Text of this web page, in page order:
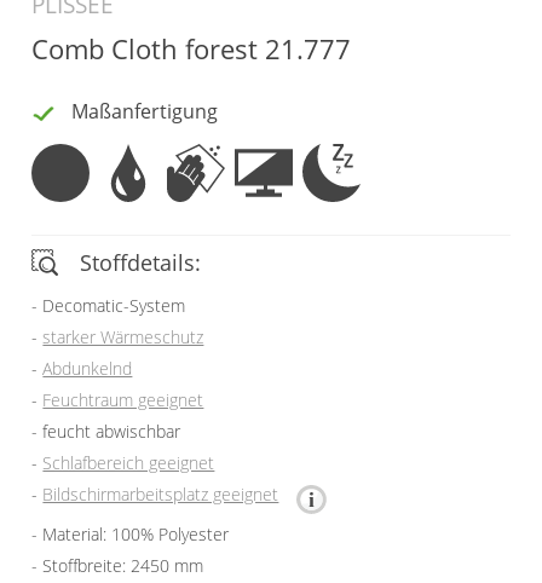
Vorhangschals
Kissen
Tischdecke
Fensterbilder
Gardinenstange
Stoffe
Panneaux
Comb Cloth forest 21.777
Maßanfertigung
Stoffdetails:
Decomatic-System
starker Wärmeschutz
Abdunkelnd
Feuchtraum geeignet
feucht abwischbar
Schlafbereich geeignet
Bildschirmarbeitsplatz geeignet
Material: 100% Polyester
Stoffbreite: 2450 mm